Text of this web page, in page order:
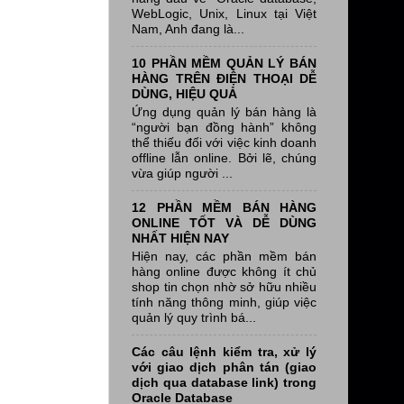
WebLogic, Unix, Linux tại Việt
Nam, Anh đang là...
10 PHẦN MỀM QUẢN LÝ BÁN
HÀNG TRÊN ĐIỆN THOẠI DỄ
DÙNG, HIỆU QUẢ
Ứng dụng quản lý bán hàng là
“người bạn đồng hành” không
thể thiếu đối với việc kinh doanh
offline lẫn online. Bởi lẽ, chúng
vừa giúp người ...
12 PHẦN MỀM BÁN HÀNG
ONLINE TỐT VÀ DỄ DÙNG
NHẤT HIỆN NAY
Hiện nay, các phần mềm bán
hàng online được không ít chủ
shop tin chọn nhờ sở hữu nhiều
tính năng thông minh, giúp việc
quản lý quy trình bá...
Các câu lệnh kiểm tra, xử lý
với giao dịch phân tán (giao
dịch qua database link) trong
Oracle Database